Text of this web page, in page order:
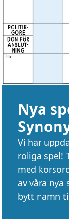
Nya
Vi har
roliga spel!
med
av våra nya
bytt namn